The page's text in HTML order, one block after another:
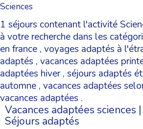
Sciences
1 séjours contenant l'activité
à votre recherche dans les
en france , voyages adaptés à
adaptés , vacances adaptées
adaptées hiver, séjours adaptés
automne , vacances adaptées
vacances adaptées .
Vacances adaptées sciences
Séjours adaptés